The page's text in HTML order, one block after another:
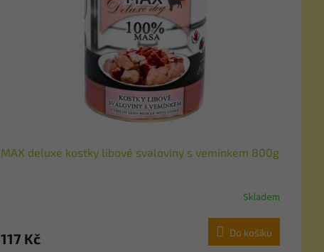
MAX deluxe kostky libové svaloviny s vemínkem 800g
Skladem
117 Kč Do košíku